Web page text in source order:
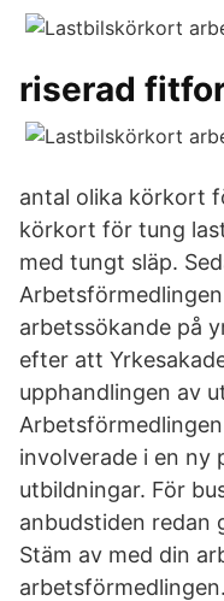
riserad
antal olika körkort
körkort för tung
med tungt släp.
arbetssökande på
efter att
upphandlingen av
involverade i en ny
utbildningar. För
anbudstiden redan
Stäm av med din